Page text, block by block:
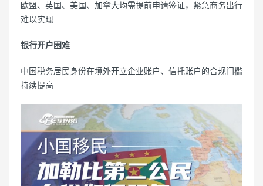
欧盟、英国、美国、加拿大均需提前申请签证，紧急商务出行
难以实现
银行开户困难
中国税务居民身份在境外开立企业账户、信托账户的合规门槛
持续提高